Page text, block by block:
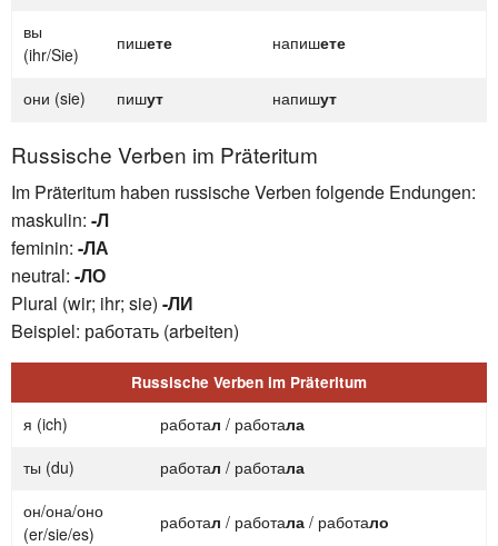
вы
(ihr/Sie)
пишете напишете
они (sie) пишут напишут
Russische Verben im Präteritum
Im Präteritum haben russische Verben folgende Endungen:
maskulin: -Л
feminin: -ЛА
neutral: -ЛО
Plural (wir; ihr; sie) -ЛИ
Beispiel: работать (arbeiten)
Russische Verben im Präteritum
я (ich) работал / работала
ты (du)
работал / работала
он/она/оно
(er/sie/es)
работал / работала / работало